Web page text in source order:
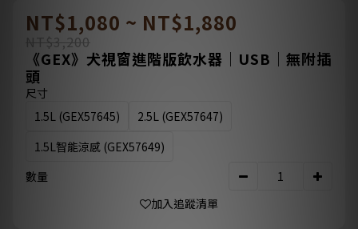
NT$1,080 ~ NT$1,880
NT$3,200
《GEX》犬視窗進階版飲水器｜USB｜無附插
頭
尺寸
1.5L (GEX57645)
2.5L (GEX57647)
1.5L智能涼感 (GEX57649)
數量
加入追蹤清單